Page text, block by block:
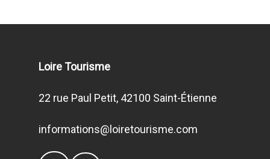
Loire Tourisme
22 rue Paul Petit, 42100 Saint-Étienne
informations@loiretourisme.com